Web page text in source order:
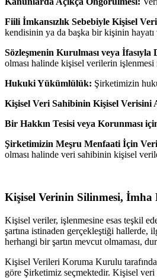
Fiili İmkansızlık Sebebiyle Kişisel Veri
kendisinin ya da başka bir kişinin
Sözleşmenin Kurulması veya İfasıyla
olması halinde kişisel verilerin
Hukuki Yükümlülük: Şirketimizin
Kişisel Veri Sahibinin Kişisel Verisini
Bir Hakkın Tesisi veya Korunması
Şirketimizin Meşru Menfaati İçin
olması halinde veri sahibinin kişisel
Kişisel Verinin Silinmesi,
Kişisel veriler, işlenmesine esas teşkil
şartına istinaden gerçekleştiği hallerde,
herhangi bir şartın mevcut olmaması,
Kişisel Verileri Koruma Kurulu
göre Şirketimiz seçmektedir. Kişisel